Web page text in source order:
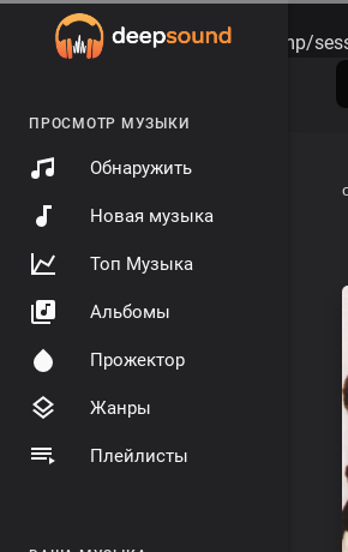
Warning: session_start(): open(/tmp/
ПРОСМОТР МУЗЫКИ
Обнаружить
Новая музыка
Топ Музыка
Альбомы
Прожектор
Жанры
Плейлисты